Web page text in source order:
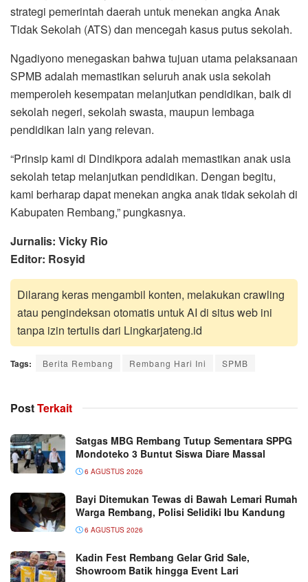
strategi pemerintah daerah untuk menekan angka Anak
Tidak Sekolah (ATS) dan mencegah kasus putus sekolah.
Ngadiyono menegaskan bahwa tujuan utama pelaksanaan
SPMB adalah memastikan seluruh anak usia sekolah
memperoleh kesempatan melanjutkan pendidikan, baik di
sekolah negeri, sekolah swasta, maupun lembaga
pendidikan lain yang relevan.
“Prinsip kami di Dindikpora adalah memastikan anak usia
sekolah tetap melanjutkan pendidikan. Dengan begitu,
kami berharap dapat menekan angka anak tidak sekolah di
Kabupaten Rembang,” pungkasnya.
Jurnalis: Vicky Rio
Editor: Rosyid
Dilarang keras mengambil konten, melakukan crawling
atau pengindeksan otomatis untuk AI di situs web ini
tanpa izin tertulis dari Lingkarjateng.id
Tags: Berita Rembang Rembang Hari Ini SPMB
PostTerkait
Satgas MBG Rembang Tutup Sementara SPPG
Mondoteko 3 Buntut Siswa Diare Massal
6 AGUSTUS 2026
Bayi Ditemukan Tewas di Bawah Lemari Rumah
Warga Rembang, Polisi Selidiki Ibu Kandung
6 AGUSTUS 2026
Kadin Fest Rembang Gelar Grid Sale,
Showroom Batik hingga Event Lari